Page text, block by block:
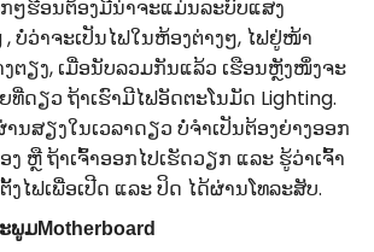
ໆຮືອນຕ້ອງມີນ່າຈະແມ່ນລະບົບແສງ
ບໍ່ວ່າຈະເປັນໄຟໃນຫ້ອງຕ່າງໆ, ໄຟຢູ່ໜ້າ
ຕຽງ, ເມື່ອນັບລວມກັນແລ້ວ ເຮືອນຫຼັງໜຶ່ງຈະ
ດຽວ ຖ້າເຮົາມີໄຟອັດຕະໂນມັດ Lighting.
ນສຽງໃນເວລາດຽວ ບໍ່ຈໍາເປັນຕ້ອງຍ່າງອອກ
ງ ຫຼື ຖ້າເຈົ້າອອກໄປເຮັດວຽກ ແລະ ຮູ້ວ່າເຈົ້າ
ໄຟເພື່ອເປີດ ແລະ ປິດ ໄດ້ຜ່ານ​ໂທລະ​ສັບ​.
ພູມMotherboard